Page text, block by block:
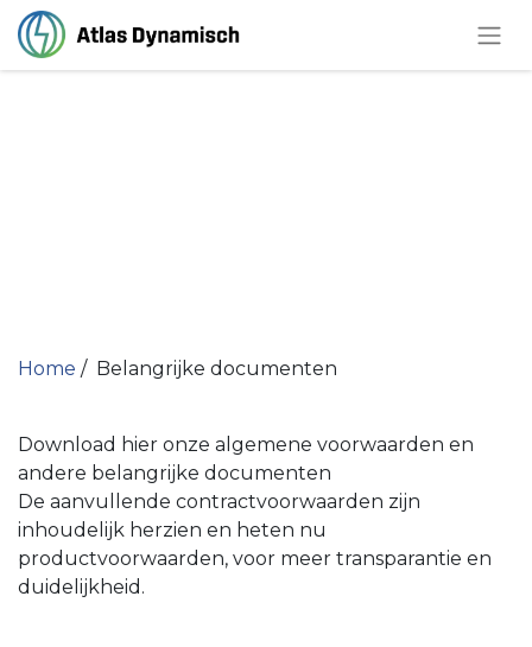
Home / Belangrijke documenten ​
Download hier onze algemene voorwaarden en
andere belangrijke documenten
De aanvullende contractvoorwaarden zijn
inhoudelijk herzien en heten nu
productvoorwaarden, voor meer transparantie en
duidelijkheid.